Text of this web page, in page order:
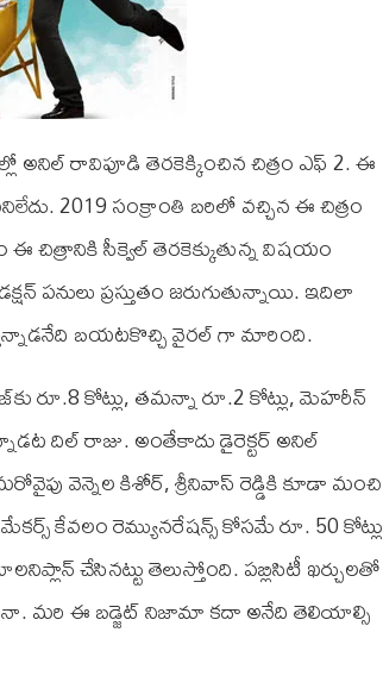
అనిల్ రావిపూడి తెరకెక్కించిన చిత్రం ఎఫ్‌ 2. ఈ
2019 సంక్రాంతి బరిలో వచ్చిన ఈ చిత్రం
ఈ చిత్రానికి సీక్వెల్‌ తెరకెక్కుతున్న విషయం
పనులు ప్రస్తుతం జరుగుతున్నాయి. ఇదిలా
బయటకొచ్చి వైరల్ గా మారింది.
రూ.8 కోట్లు, త‌మ‌న్నా రూ.2 కోట్లు, మెహ‌రీన్
దిల్ రాజు. అంతేకాదు డైరెక్ట‌ర్ అనిల్
వెన్నెల కిశోర్‌, శ్రీనివాస్ రెడ్డికి కూడా మంచి
కేవ‌లం రెమ్యున‌రేష‌న్స్ కోస‌మే రూ. 50 కోట్లు
చేసిన‌ట్టు తెలుస్తోంది. ప‌బ్లిసిటీ ఖ‌ర్చుల‌తో
మరి ఈ బడ్జెట్ నిజామా కదా అనేది తెలియాల్సి